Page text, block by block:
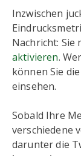
Inzwischen
Nachricht: Sie
aktivieren.
können Sie
einsehen.
Sobald Ihre
verschiedene
darunter die